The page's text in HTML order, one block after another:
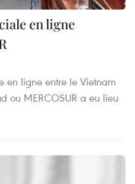
en ligne
en ligne entre le Vietnam
ou MERCOSUR a eu lieu